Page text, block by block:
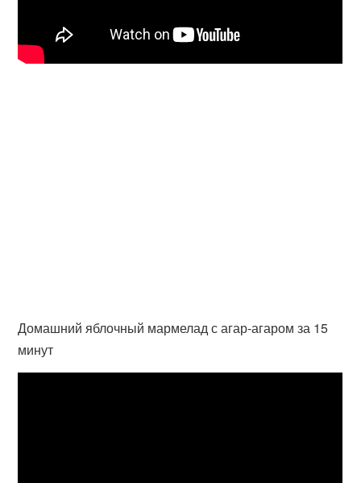
Домашний яблочный мармелад с агар-агаром за 15
минут